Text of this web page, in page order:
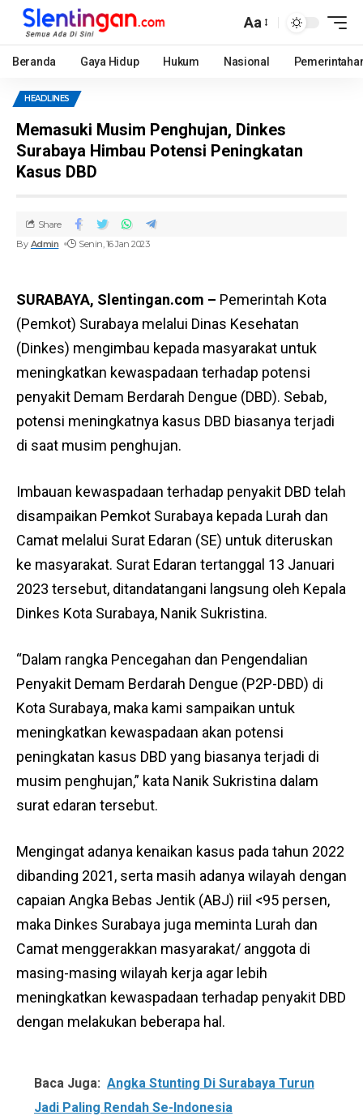
Aa
Beranda Gaya Hidup Hukum Nasional
HEADLINES
Memasuki Musim Penghujan, Dinkes
Surabaya Himbau Potensi Peningkatan
Kasus DBD
By Admin Senin, 16 Jan 2023
Share
SURABAYA, Slentingan.com – Pemerintah Kota
(Pemkot) Surabaya melalui Dinas Kesehatan
(Dinkes) mengimbau kepada masyarakat untuk
meningkatkan kewaspadaan terhadap potensi
penyakit Demam Berdarah Dengue (DBD). Sebab,
potensi meningkatnya kasus DBD biasanya terjadi
di saat musim penghujan.
Imbauan kewaspadaan terhadap penyakit DBD telah
disampaikan Pemkot Surabaya kepada Lurah dan
Camat melalui Surat Edaran (SE) untuk diteruskan
ke masyarakat. Surat Edaran tertanggal 13 Januari
2023 tersebut, ditandatangani langsung oleh Kepala
Dinkes Kota Surabaya, Nanik Sukristina.
“Dalam rangka Pencegahan dan Pengendalian
Penyakit Demam Berdarah Dengue (P2P-DBD) di
Kota Surabaya, maka kami sampaikan untuk
meningkatkan kewaspadaan akan potensi
peningkatan kasus DBD yang biasanya terjadi di
musim penghujan,” kata Nanik Sukristina dalam
surat edaran tersebut.
Mengingat adanya kenaikan kasus pada tahun 2022
dibanding 2021, serta masih adanya wilayah dengan
capaian Angka Bebas Jentik (ABJ) riil <95 persen,
maka Dinkes Surabaya juga meminta Lurah dan
Camat menggerakkan masyarakat/ anggota di
masing-masing wilayah kerja agar lebih
meningkatkan kewaspadaan terhadap penyakit DBD
dengan melakukan beberapa hal.
Baca Juga: Angka Stunting Di Surabaya Turun
Jadi Paling Rendah Se-Indonesia